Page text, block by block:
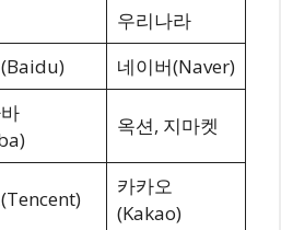
우리나라
네이버(Naver)
옥션, 지마켓
카카오
(Kakao)